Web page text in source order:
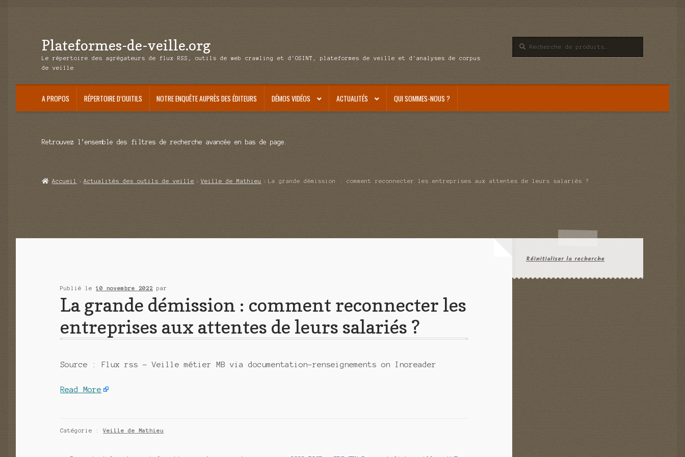
Aller
à
Aller
au
Plateformes-de-veille.org
Le répertoire des agrégateurs de flux RSS, outils de web crawling et d'OSINT, plateformes de veille et d'analyses de corpus
de veille
pour :
A PROPOS RÉPERTOIRE D’OUITILS NOTRE ENQUÊTE AUPRÈS DES ÉDITEURS DÉMOS VIDÉOS ACTUALITÉS QUI SOMMES-NOUS ?
Retrouvez l’ensemble des filtres de recherche avancée en bas de page.
Accueil Actualités des outils de veille Veille de Mathieu La grande démission : comment reconnecter les entreprises aux attentes de leurs salariés ?
Publié le10 novembre 2022 par
La grande démission : comment reconnecter les
entreprises aux attentes de leurs salariés ?
Source : Flux rss – Veille métier MB via documentation-renseignements on Inoreader
Read More
Catégorie :Veille de Mathieu
Réinitialiser la recherche